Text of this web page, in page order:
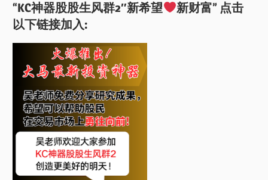
“KC神器股股生风群2″新希望
新财富” 点击
以下链接加入: